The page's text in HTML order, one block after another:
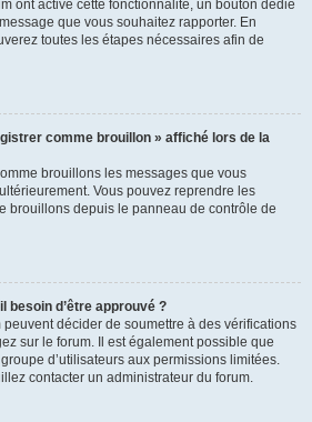
ont activé cette fonctionnalité, un bouton dédié
que vous souhaitez rapporter. En
toutes les étapes nécessaires afin de
comme brouillon » affiché lors de la
brouillons les messages que vous
Vous pouvez reprendre les
brouillons depuis le panneau de contrôle de
besoin d’être approuvé ?
décider de soumettre à des vérifications
sur le forum. Il est également possible que
d’utilisateurs aux permissions limitées.
contacter un administrateur du forum.